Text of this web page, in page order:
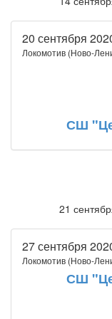
20 сентября
Локомотив (Ново-
СШ
21
27 сентября
Локомотив (Ново-
СШ